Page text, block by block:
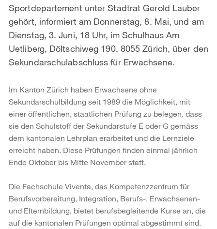
Sportdepartement unter Stadtrat Gerold Lauber
gehört, informiert am Donnerstag, 8. Mai, und am
Dienstag, 3. Juni, 18 Uhr, im Schulhaus Am
Uetliberg, Döltschiweg 190, 8055 Zürich, über den
Sekundarschulabschluss für Erwachsene.
Im Kanton Zürich haben Erwachsene ohne
Sekundarschulbildung seit 1989 die Möglichkeit, mit
einer öffentlichen, staatlichen Prüfung zu belegen, dass
sie den Schulstoff der Sekundarstufe E oder G gemäss
dem kantonalen Lehrplan erarbeitet und die Lernziele
erreicht haben. Diese Prüfungen finden einmal jährlich
Ende Oktober bis Mitte November statt.
Die Fachschule Viventa, das Kompetenzzentrum für
Berufsvorbereitung, Integration, Berufs-, Erwachsenen-
und Elternbildung, bietet berufsbegleitende Kurse an, die
auf die kantonalen Prüfungen optimal abgestimmt sind.